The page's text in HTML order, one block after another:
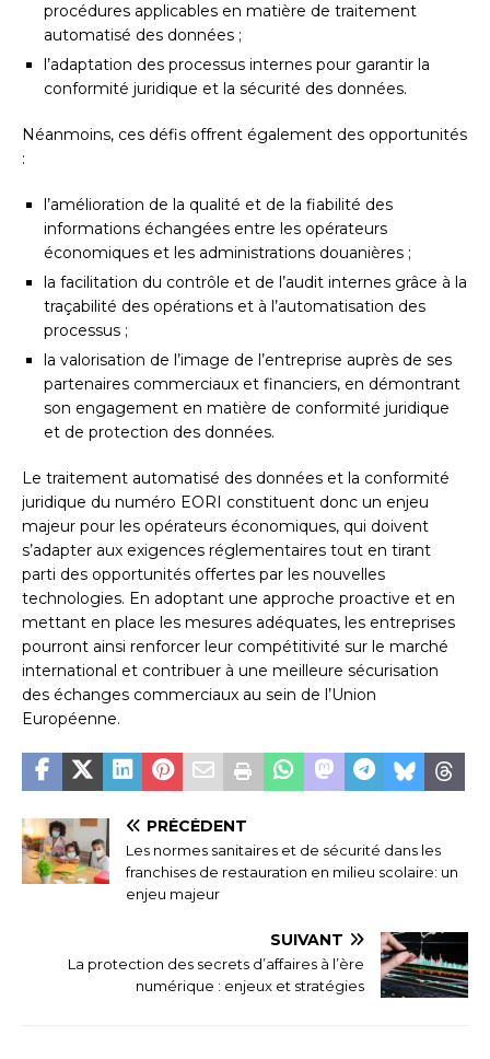
procédures applicables en matière de traitement
automatisé des données ;
l’adaptation des processus internes pour garantir la
conformité juridique et la sécurité des données.
Néanmoins, ces défis offrent également des opportunités
:
l’amélioration de la qualité et de la fiabilité des
informations échangées entre les opérateurs
économiques et les administrations douanières ;
la facilitation du contrôle et de l’audit internes grâce à la
traçabilité des opérations et à l’automatisation des
processus ;
la valorisation de l’image de l’entreprise auprès de ses
partenaires commerciaux et financiers, en démontrant
son engagement en matière de conformité juridique
et de protection des données.
Le traitement automatisé des données et la conformité
juridique du numéro EORI constituent donc un enjeu
majeur pour les opérateurs économiques, qui doivent
s’adapter aux exigences réglementaires tout en tirant
parti des opportunités offertes par les nouvelles
technologies. En adoptant une approche proactive et en
mettant en place les mesures adéquates, les entreprises
pourront ainsi renforcer leur compétitivité sur le marché
international et contribuer à une meilleure sécurisation
des échanges commerciaux au sein de l’Union
Européenne.
PRÉCÉDENT
Les normes sanitaires et de sécurité dans les
franchises de restauration en milieu scolaire: un
enjeu majeur
SUIVANT
La protection des secrets d’affaires à l’ère
numérique : enjeux et stratégies